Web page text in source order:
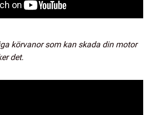
körvanor som kan skada din motor
det.